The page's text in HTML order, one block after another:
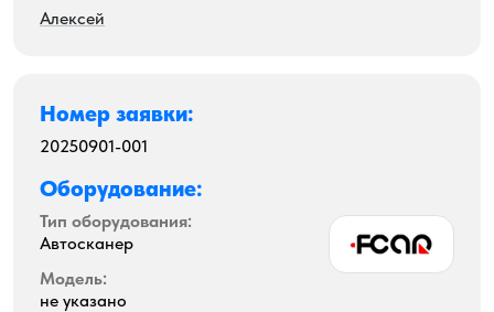
Алексей
Номер заявки:
20250901-001
Оборудование:
Тип оборудования:
Автосканер
Модель:
не указано